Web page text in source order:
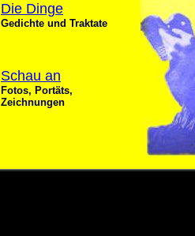
Die Dinge
Gedichte und Traktate
Schau an
Fotos, Portäts,
Zeichnungen